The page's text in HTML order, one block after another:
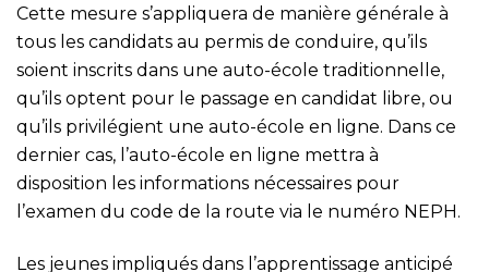
Cette mesure s’appliquera de manière générale à
tous les candidats au permis de conduire, qu’ils
soient inscrits dans une auto-école traditionnelle,
qu’ils optent pour le passage en candidat libre, ou
qu’ils privilégient une auto-école en ligne. Dans ce
dernier cas, l’auto-école en ligne mettra à
disposition les informations nécessaires pour
l’examen du code de la route via le numéro NEPH.
Les jeunes impliqués dans l’apprentissage anticipé